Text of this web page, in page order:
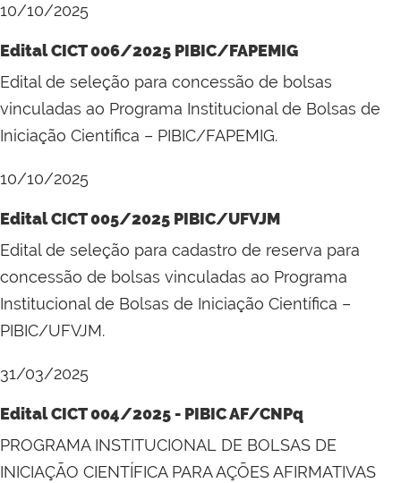
10/10/2025
Edital CICT 006/2025 PIBIC/FAPEMIG
Edital de seleção para concessão de bolsas
vinculadas ao Programa Institucional de Bolsas de
Iniciação Científica – PIBIC/FAPEMIG.
10/10/2025
Edital CICT 005/2025 PIBIC/UFVJM
Edital de seleção para cadastro de reserva para
concessão de bolsas vinculadas ao Programa
Institucional de Bolsas de Iniciação Científica –
PIBIC/UFVJM.
31/03/2025
Edital CICT 004/2025 - PIBIC AF/CNPq
PROGRAMA INSTITUCIONAL DE BOLSAS DE
INICIAÇÃO CIENTÍFICA PARA AÇÕES AFIRMATIVAS